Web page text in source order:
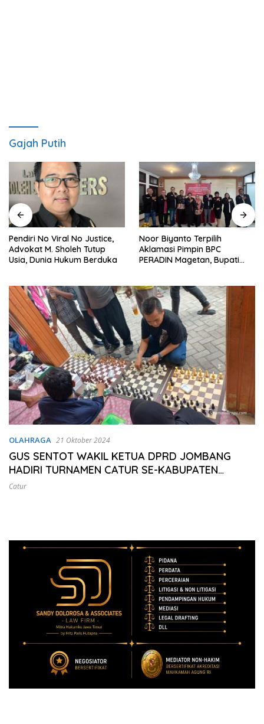
Gajah Putih
Pendiri No Viral No Justice,
Advokat M. Sholeh Tutup
Usia, Dunia Hukum Berduka
Noor Biyanto Terpilih
Aklamasi Pimpin BPC
PERADIN Magetan, Bupati
OLAHRAGA 21 Oktober 2024
GUS SENTOT WAKIL KETUA DPRD JOMBANG
HADIRI TURNAMEN CATUR SE-KABUPATEN
JOMBANG 2024
Catur